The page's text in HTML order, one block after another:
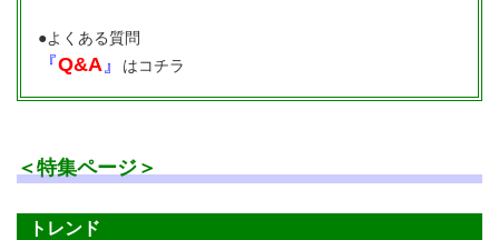
●よくある質問
『Q&A 』 はコチラ
＜特集ページ＞
トレンド